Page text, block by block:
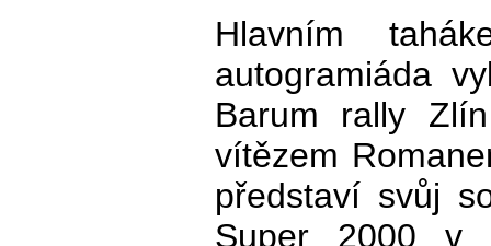
Hlavním
autogramiáda
Barum rally
vítězem
představí svůj
Super 2000 v